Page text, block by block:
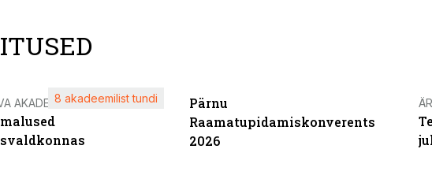
AKADEEMIA8 akadeemilist tundi
Pärnu
Raamatupidamiskonverents
2026